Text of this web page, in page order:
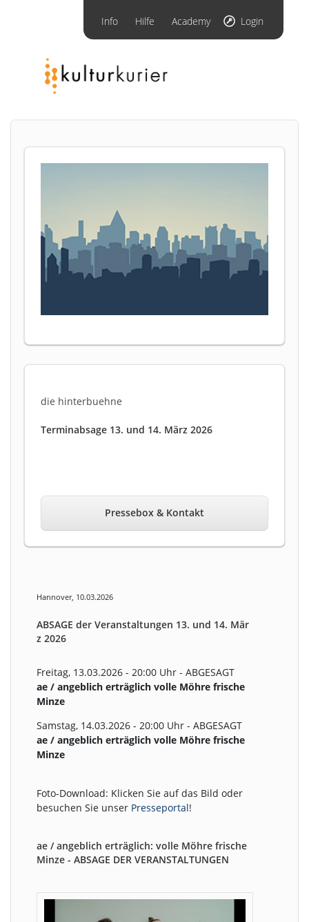
Info Hilfe Academy Login
die hinterbuehne
Terminabsage 13. und 14. März 2026
Pressebox & Kontakt
Hannover, 10.03.2026
ABSAGE der Veranstaltungen 13. und 14. Mär
z 2026
Freitag, 13.03.2026 - 20:00 Uhr - ABGESAGT
ae / angeblich erträglich volle Möhre frische
Minze
Samstag, 14.03.2026 - 20:00 Uhr - ABGESAGT
ae / angeblich erträglich volle Möhre frische
Minze
Foto-Download: Klicken Sie auf das Bild oder
besuchen Sie unser Presseportal!
ae / angeblich erträglich: volle Möhre frische
Minze - ABSAGE DER VERANSTALTUNGEN